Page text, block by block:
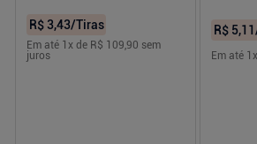
R$ 3,43/Tiras
Em até 1 x de R$ 109,90 sem
juros
R$ 5,11
Em até 1